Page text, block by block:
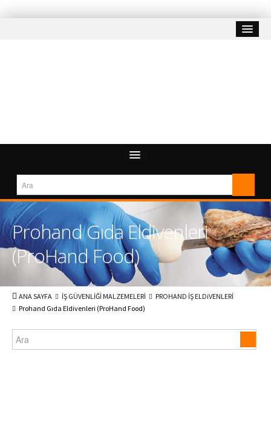
Prohand Gıda Eldivenleri
(ProHand Food)
ANA SAYFA İŞ GÜVENLİĞİ MALZEMELERİ
PROHAND İŞ ELDiVENLERİ
Prohand Gıda Eldivenleri (ProHand Food)